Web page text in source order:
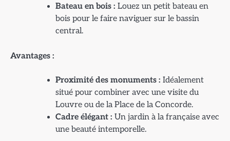
Bateau en bois : Louez un petit bateau en
bois pour le faire naviguer sur le bassin
central.
Avantages :
Proximité des monuments : Idéalement
situé pour combiner avec une visite du
Louvre ou de la Place de la Concorde.
Cadre élégant : Un jardin à la française avec
une beauté intemporelle.